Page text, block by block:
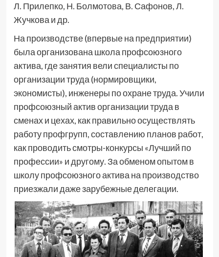
Л. Прилепко, Н. Болмотова, В. Сафонов, Л.
Жучкова и др.
На производстве (впервые на предприятии)
была организована школа профсоюзного
актива, где занятия вели специалисты по
организации труда (нормировщики,
экономисты), инженеры по охране труда. Учили
профсоюзный актив организации труда в
сменах и цехах, как правильно осуществлять
работу профгрупп, составлению планов работ,
как проводить смотры-конкурсы «Лучший по
профессии» и другому. За обменом опытом в
школу профсоюзного актива на производство
приезжали даже зарубежные делегации.